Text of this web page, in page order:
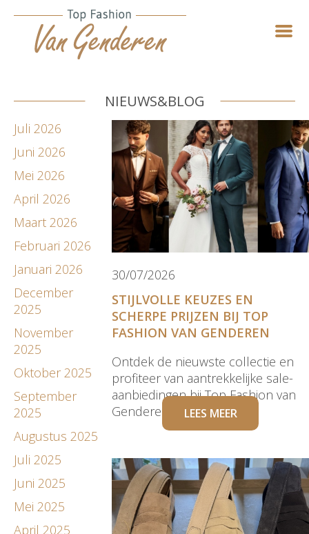
NIEUWS&BLOG
Juli 2026
Juni 2026
Mei 2026
April 2026
Maart 2026
Februari 2026
Januari 2026
December
2025
November
2025
Oktober 2025
September
2025
Augustus 2025
Juli 2025
Juni 2025
Mei 2025
April 2025
30/07/2026
STIJLVOLLE KEUZES EN
SCHERPE PRIJZEN BIJ TOP
FASHION VAN GENDEREN
Ontdek de nieuwste collectie en
profiteer van aantrekkelijke sale-
aanbiedingen bij Top Fashion van
Genderen
LEES MEER